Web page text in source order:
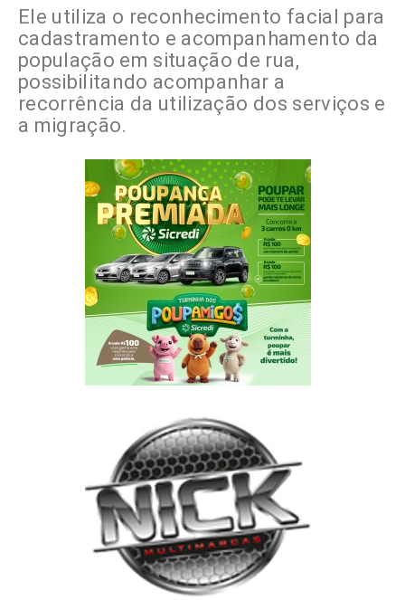
Ele utiliza o reconhecimento facial para
cadastramento e acompanhamento da
população em situação de rua,
possibilitando acompanhar a
recorrência da utilização dos serviços e
a migração.